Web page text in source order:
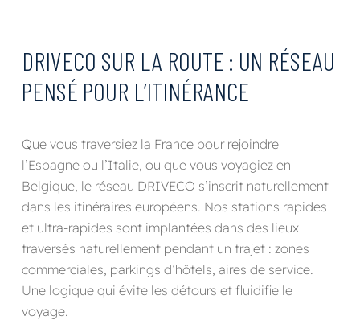
DRIVECO SUR LA ROUTE : UN RÉSEAU
PENSÉ POUR L’ITINÉRANCE
Que vous traversiez la France pour rejoindre
l’Espagne ou l’Italie, ou que vous voyagiez en
Belgique, le réseau DRIVECO s’inscrit naturellement
dans les itinéraires européens. Nos stations rapides
et ultra-rapides sont implantées dans des lieux
traversés naturellement pendant un trajet : zones
commerciales, parkings d’hôtels, aires de service.
Une logique qui évite les détours et fluidifie le
voyage.